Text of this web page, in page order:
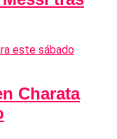
Charata